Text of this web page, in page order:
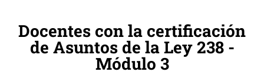
Docentes con la certificación
de Asuntos de la Ley 238 -
Módulo 3